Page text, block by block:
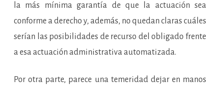
la más mínima garantía de que la actuación sea
conforme a derecho y, además, no quedan claras cuáles
serían las posibilidades de recurso del obligado frente
a esa actuación administrativa automatizada.
Por otra parte, parece una temeridad dejar en manos